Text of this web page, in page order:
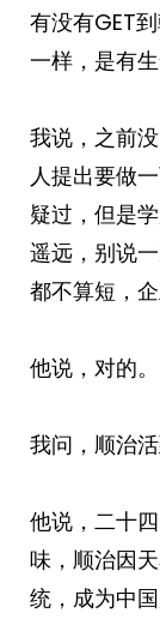
有没有GET
一样，是有生
我说，之前
人提出要做
疑过，但是
遥远，别说
都不算短，
他说，对的。
我问，顺治
他说，二十
味，顺治因
统，成为中